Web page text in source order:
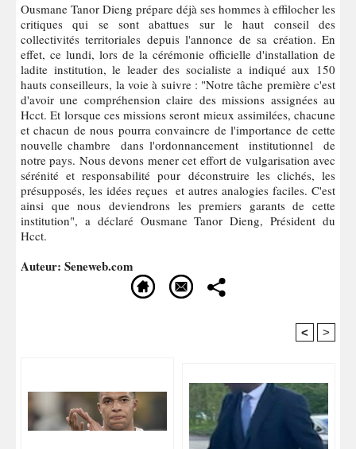
Ousmane Tanor Dieng prépare déjà ses hommes à effilocher les
critiques qui se sont abattues sur le haut conseil des
collectivités territoriales depuis l'annonce de sa création. En
effet, ce lundi, lors de la cérémonie officielle d'installation de
ladite institution, le leader des socialiste a indiqué aux 150
hauts conseilleurs, la voie à suivre : "Notre tâche première c'est
d'avoir une compréhension claire des missions assignées au
Hcct. Et lorsque ces missions seront mieux assimilées, chacune
et chacun de nous pourra convaincre de l'importance de cette
nouvelle chambre dans l'ordonnancement institutionnel de
notre pays. Nous devons mener cet effort de vulgarisation avec
sérénité et responsabilité pour déconstruire les clichés, les
présupposés, les idées reçues et autres analogies faciles. C'est
ainsi que nous deviendrons les premiers garants de cette
institution", a déclaré Ousmane Tanor Dieng, Président du
Hcct.
Auteur: Seneweb.com
< >